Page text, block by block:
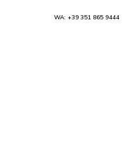
WA: +39 351 865 9444